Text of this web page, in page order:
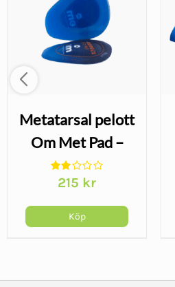
Metatarsal pelott
Om Met Pad –
Powergel-
avlastning för
framfoten
215 kr
Köp